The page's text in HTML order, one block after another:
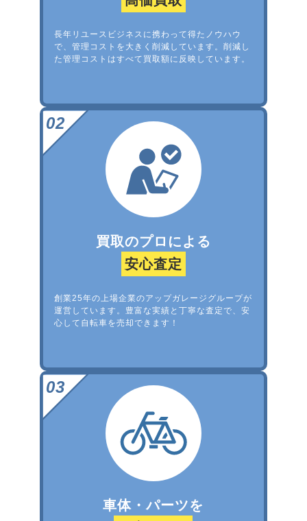
長年リユースビジネスに携わって得たノウハウ
で、管理コストを大きく削減しています。削減し
た管理コストはすべて買取額に反映しています。
買取のプロによる
安心査定
創業25年の上場企業のアップガレージグループが
運営しています。豊富な実績と丁寧な査定で、安
心して自転車を売却できます！
車体・パーツを